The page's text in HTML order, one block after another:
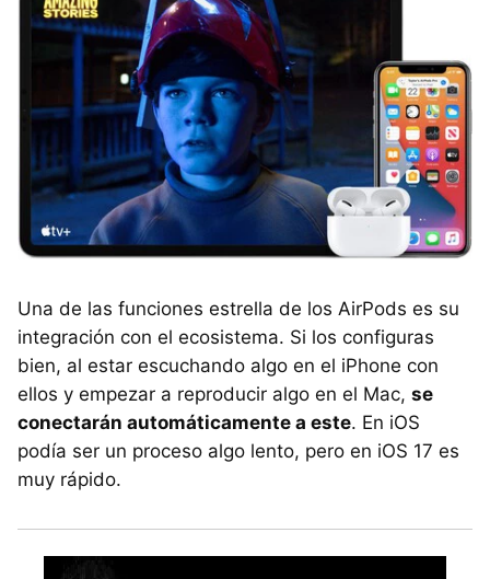
Una de las funciones estrella de los AirPods es su
integración con el ecosistema. Si los configuras
bien, al estar escuchando algo en el iPhone con
ellos y empezar a reproducir algo en el Mac, se
conectarán automáticamente a este. En iOS
podía ser un proceso algo lento, pero en iOS 17 es
muy rápido.